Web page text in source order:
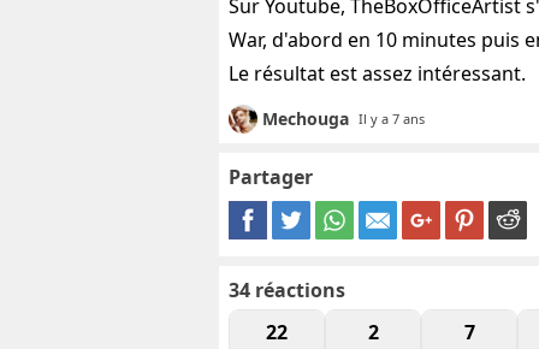
Sur Youtube, TheBoxOfficeArtist
War, d'abord en 10 minutes puis
Le résultat est assez intéressant.
Mechouga Il y a 7 ans
Partager
34 réactions
22
2 7